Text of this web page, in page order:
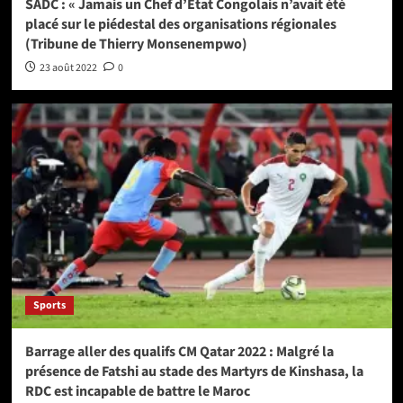
SADC : « Jamais un Chef d’État Congolais n’avait été
placé sur le piédestal des organisations régionales
(Tribune de Thierry Monsenempwo)
23 août 2022 0
Sports
Barrage aller des qualifs CM Qatar 2022 : Malgré la
présence de Fatshi au stade des Martyrs de Kinshasa, la
RDC est incapable de battre le Maroc